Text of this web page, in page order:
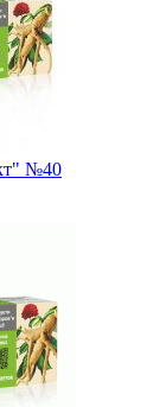
№40